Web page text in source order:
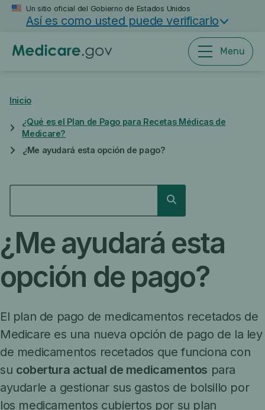
Saltar
principal
Un sitio oficial del Gobierno de Estados Unidos
Así es como usted puede verificarlo
Menu
Inicio
¿Qué es el Plan de Pago para Recetas Médicas de
Medicare?
¿Me ayudará esta opción de pago?
Buscar
¿Me ayudará esta
opción de pago?
El plan de pago de medicamentos recetados de
Medicare es una nueva opción de pago de la ley
de medicamentos recetados que funciona con
su cobertura actual de medicamentos para
ayudarle a gestionar sus gastos de bolsillo por
los medicamentos cubiertos por su plan